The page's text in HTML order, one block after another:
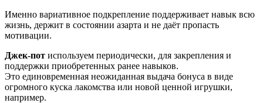
Именно вариативное подкрепление поддерживает навык всю
жизнь, держит в состоянии азарта и не даёт пропасть
мотивации.
Джек-пот используем периодически, для закрепления и
поддержки приобретенных ранее навыков.
Это единовременная неожиданная выдача бонуса в виде
огромного куска лакомства или новой ценной игрушки,
например.